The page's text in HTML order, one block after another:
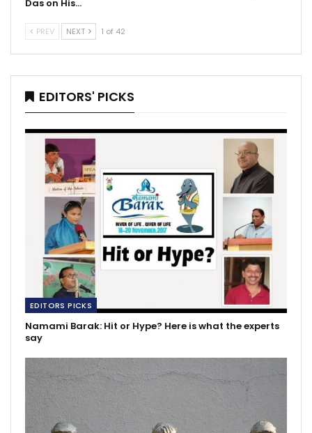
Das on His…
PREV NEXT 1 of 42
EDITORS' PICKS
EDITORS PICKS
Namami Barak: Hit or Hype? Here is what the experts
say